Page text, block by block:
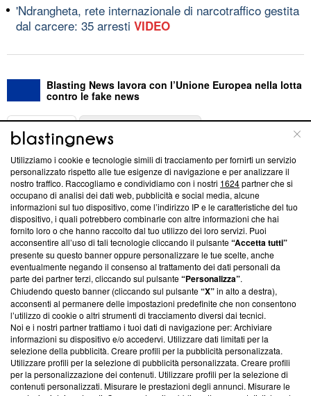
'Ndrangheta, rete internazionale di narcotraffico gestita
dal carcere: 35 arresti VIDEO
Blasting News lavora con l’Unione Europea nella lotta
contro le fake news
ABOUT
Questa sezione offre informazioni trasparenti su Blasting
News, sui nostri processi editoriali e su come ci impegniamo a
creare news di qualità. Inoltre, afferma la nostra aderenza a
‘Trust Project - News with Integrity’Blasting News non è
ancora membro del programma, ma ha richiesto di farne
parte; Trust Project non ha ancora effettuato una verifica di
conformità agli standard.
Su di noi
Team editoriale
Corporate
Redazione
Informativa Privacy
Utilizziamo i cookie e tecnologie simili di tracciamento per fornirti un servizio
personalizzato rispetto alle tue esigenze di navigazione e per analizzare il
nostro traffico. Raccogliamo e condividiamo con i nostri 1624partner che si
occupano di analisi dei dati web, pubblicità e social media, alcune
informazioni sul tuo dispositivo, come l’indirizzo IP e le caratteristiche del tuo
dispositivo, i quali potrebbero combinarle con altre informazioni che hai
fornito loro o che hanno raccolto dal tuo utilizzo dei loro servizi. Puoi
acconsentire all’uso di tali tecnologie cliccando il pulsante“Accetta tutti”
presente su questo banner oppure personalizzare le tue scelte, anche
eventualmente negando il consenso al trattamento dei dati personali da
parte dei partner terzi, cliccando sul pulsante“Personalizza”.
Chiudendo questo banner (cliccando sul pulsante“X”in alto a destra),
acconsenti al permanere delle impostazioni predefinite che non consentono
l’utilizzo di cookie o altri strumenti di tracciamento diversi dai tecnici.
Noi e i nostri partner trattiamo i tuoi dati di navigazione per: Archiviare
informazioni su dispositivo e/o accedervi. Utilizzare dati limitati per la
selezione della pubblicità. Creare profili per la pubblicità personalizzata.
Utilizzare profili per la selezione di pubblicità personalizzata. Creare profili
per la personalizzazione dei contenuti. Utilizzare profili per la selezione di
contenuti personalizzati. Misurare le prestazioni degli annunci. Misurare le